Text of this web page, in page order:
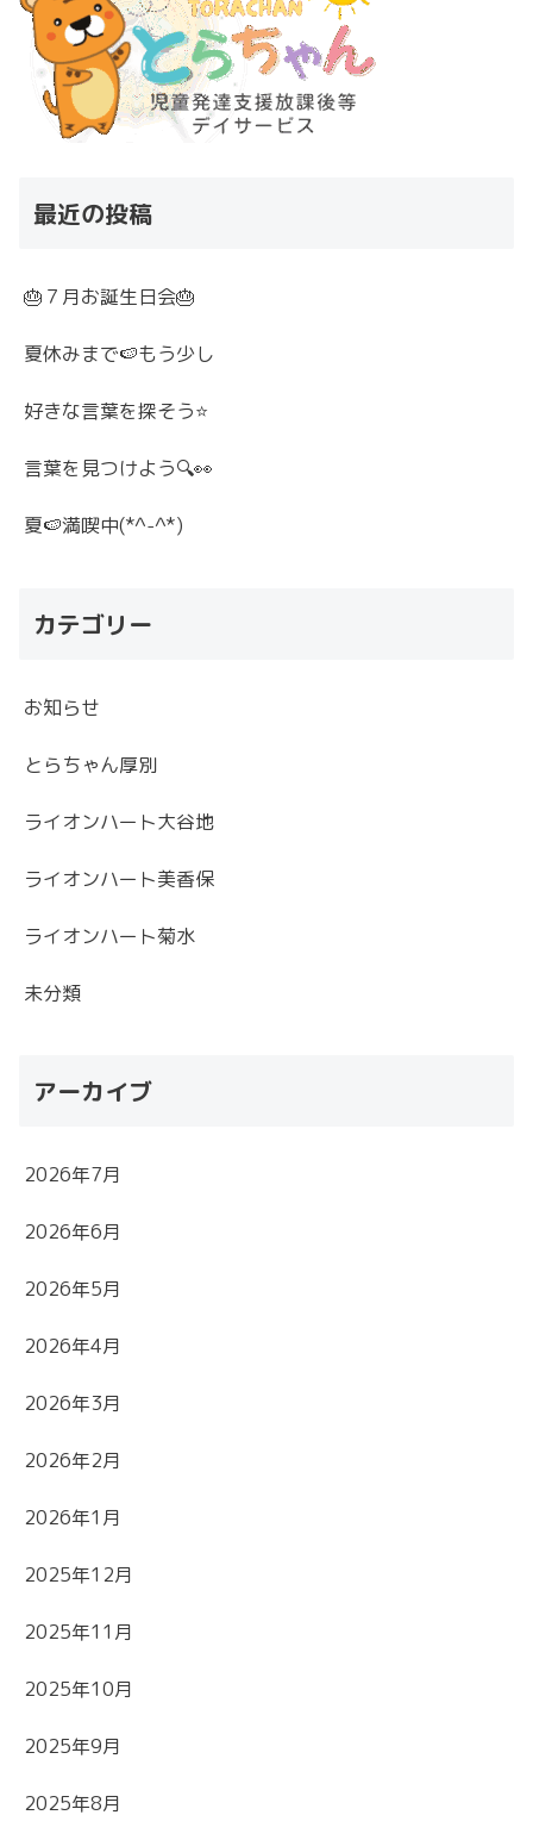
最近の投稿
🎂７月お誕生日会🎂
夏休みまで🍉もう少し
好きな言葉を探そう⭐
言葉を見つけよう🔍👀
夏🍉満喫中(*^-^*)
カテゴリー
お知らせ
とらちゃん厚別
ライオンハート大谷地
ライオンハート美香保
ライオンハート菊水
未分類
アーカイブ
2026年7月
2026年6月
2026年5月
2026年4月
2026年3月
2026年2月
2026年1月
2025年12月
2025年11月
2025年10月
2025年9月
2025年8月